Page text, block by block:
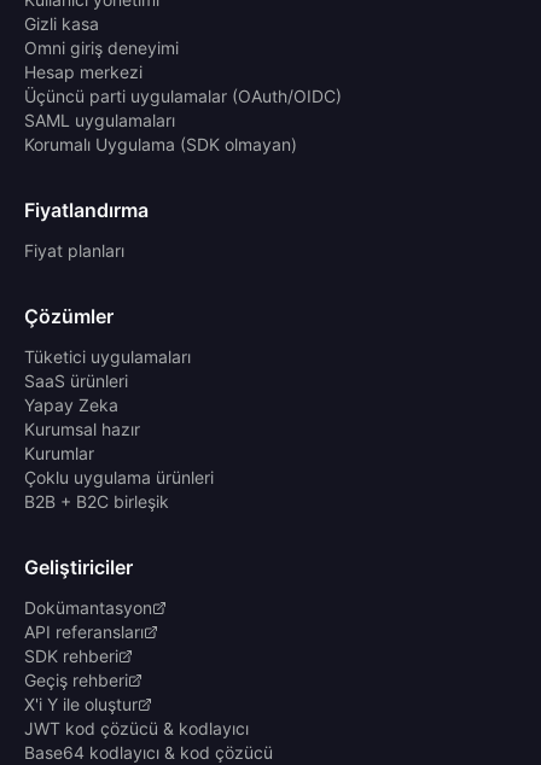
Gizli kasa
Omni giriş deneyimi
Hesap merkezi
Üçüncü parti uygulamalar (OAuth/OIDC)
SAML uygulamaları
Korumalı Uygulama (SDK olmayan)
Fiyatlandırma
Fiyat planları
Çözümler
Tüketici uygulamaları
SaaS ürünleri
Yapay Zeka
Kurumsal hazır
Kurumlar
Çoklu uygulama ürünleri
B2B + B2C birleşik
Geliştiriciler
Dokümantasyon
API referansları
SDK rehberi
Geçiş rehberi
X'i Y ile oluştur
JWT kod çözücü & kodlayıcı
Base64 kodlayıcı & kod çözücü